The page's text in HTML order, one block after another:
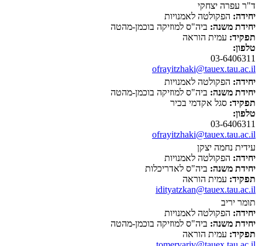
ד"ר עפרה יצחקי
יחידה: הפקולטה לאמנויות
יחידת משנה: ביה"ס למוזיקה בוכמן-מהטה
תפקיד: עמית הוראה
טלפון:
03-6406311
ofrayitzhaki@tauex.tau.ac.il
יחידה: הפקולטה לאמנויות
יחידת משנה: ביה"ס למוזיקה בוכמן-מהטה
תפקיד: סגל אקדמי בכיר
טלפון:
03-6406311
ofrayitzhaki@tauex.tau.ac.il
עידית נחמה יצקן
יחידה: הפקולטה לאמנויות
יחידת משנה: ביה"ס לאדריכלות
תפקיד: עמית הוראה
idityatzkan@tauex.tau.ac.il
תומר יריב
יחידה: הפקולטה לאמנויות
יחידת משנה: ביה"ס למוזיקה בוכמן-מהטה
תפקיד: עמית הוראה